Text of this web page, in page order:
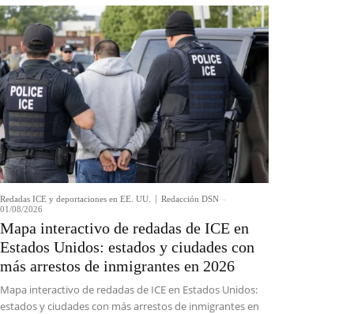
Redadas ICE y deportaciones en EE. UU. Redacción DSN -
01/08/2026
Mapa interactivo de redadas de ICE en
Estados Unidos: estados y ciudades con
más arrestos de inmigrantes en 2026
Mapa interactivo de redadas de ICE en Estados Unidos:
estados y ciudades con más arrestos de inmigrantes en